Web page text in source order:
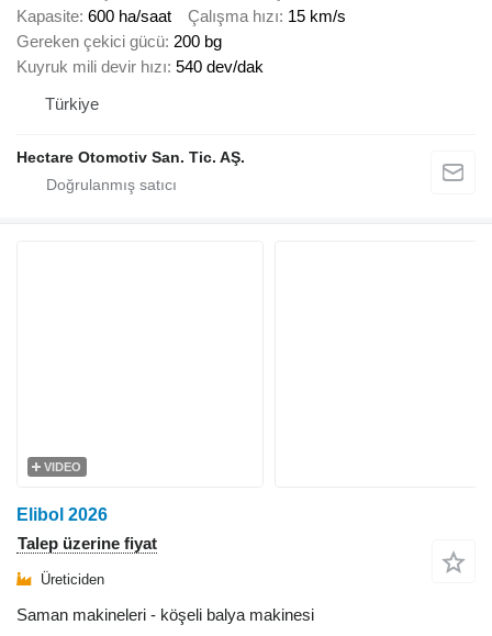
Kapasite 600 ha/saat Çalışma hızı 15 km/s
Gereken çekici gücü 200 bg
Kuyruk mili devir hızı 540 dev/dak
Türkiye
Hectare Otomotiv San. Tic. AŞ.
VIDEO
Elibol 2026
Talep üzerine fiyat
Üreticiden
Saman makineleri - köşeli balya makinesi